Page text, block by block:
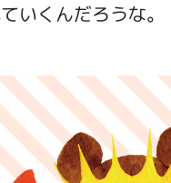
いくんだろうな。
！
ょくいんしつ